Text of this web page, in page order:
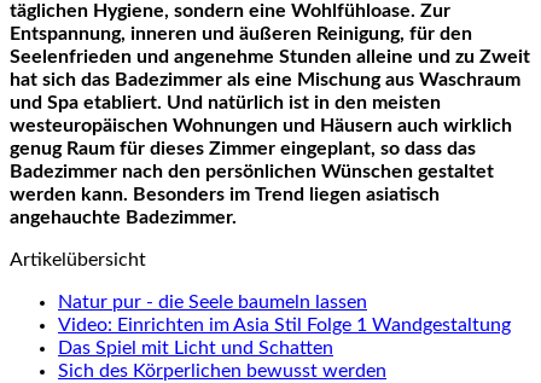
täglichen Hygiene, sondern eine Wohlfühloase. Zur
Entspannung, inneren und äußeren Reinigung, für den
Seelenfrieden und angenehme Stunden alleine und zu Zweit
hat sich das Badezimmer als eine Mischung aus Waschraum
und Spa etabliert. Und natürlich ist in den meisten
westeuropäischen Wohnungen und Häusern auch wirklich
genug Raum für dieses Zimmer eingeplant, so dass das
Badezimmer nach den persönlichen Wünschen gestaltet
werden kann. Besonders im Trend liegen asiatisch
angehauchte Badezimmer.
Artikelübersicht
Natur pur - die Seele baumeln lassen
Video: Einrichten im Asia Stil Folge 1 Wandgestaltung
Das Spiel mit Licht und Schatten
Sich des Körperlichen bewusst werden